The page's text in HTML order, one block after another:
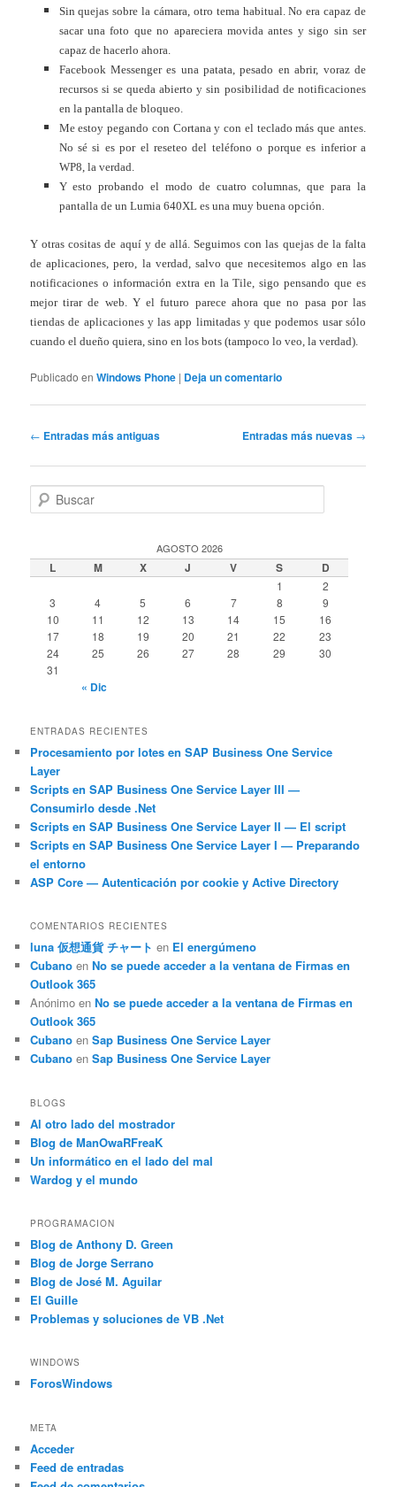
Sin quejas sobre la cámara, otro tema habitual. No era capaz de
sacar una foto que no apareciera movida antes y sigo sin ser
capaz de hacerlo ahora.
Facebook Messenger es una patata, pesado en abrir, voraz de
recursos si se queda abierto y sin posibilidad de notificaciones
en la pantalla de bloqueo.
Me estoy pegando con Cortana y con el teclado más que antes.
No sé si es por el reseteo del teléfono o porque es inferior a
WP8, la verdad.
Y esto probando el modo de cuatro columnas, que para la
pantalla de un Lumia 640XL es una muy buena opción.
Y otras cositas de aquí y de allá. Seguimos con las quejas de la falta
de aplicaciones, pero, la verdad, salvo que necesitemos algo en las
notificaciones o información extra en la Tile, sigo pensando que es
mejor tirar de web. Y el futuro parece ahora que no pasa por las
tiendas de aplicaciones y las app limitadas y que podemos usar sólo
cuando el dueño quiera, sino en los bots (tampoco lo veo, la verdad).
Publicado en Windows Phone | Deja un comentario
Navegación
entradas
← Entradas más antiguas Entradas más nuevas →
u
a
r
AGOSTO 2026
L M X J V S D
1
2
3
4 5 6 7 8
9
10
11 12 13 14 15
16
17
18 19 20 21 22
23
24
25 26 27 28 29
30
31
« Dic
ENTRADAS RECIENTES
Procesamiento por lotes en SAP Business One Service
Layer
Scripts en SAP Business One Service Layer III —
Consumirlo desde .Net
Scripts en SAP Business One Service Layer II — El script
Scripts en SAP Business One Service Layer I — Preparando
el entorno
ASP Core — Autenticación por cookie y Active Directory
COMENTARIOS RECIENTES
luna 仮想通貨 チャート en El energúmeno
Cubano enNo se puede acceder a la ventana de Firmas en
Outlook 365
Anónimo enNo se puede acceder a la ventana de Firmas en
Outlook 365
Cubano enSap Business One Service Layer
Cubano enSap Business One Service Layer
BLOGS
Al otro lado del mostrador
Blog de ManOwaRFreaK
Un informático en el lado del mal
Wardog y el mundo
PROGRAMACION
Blog de Anthony D. Green
Blog de Jorge Serrano
Blog de José M. Aguilar
El Guille
Problemas y soluciones de VB .Net
WINDOWS
ForosWindows
META
Acceder
Feed de entradas